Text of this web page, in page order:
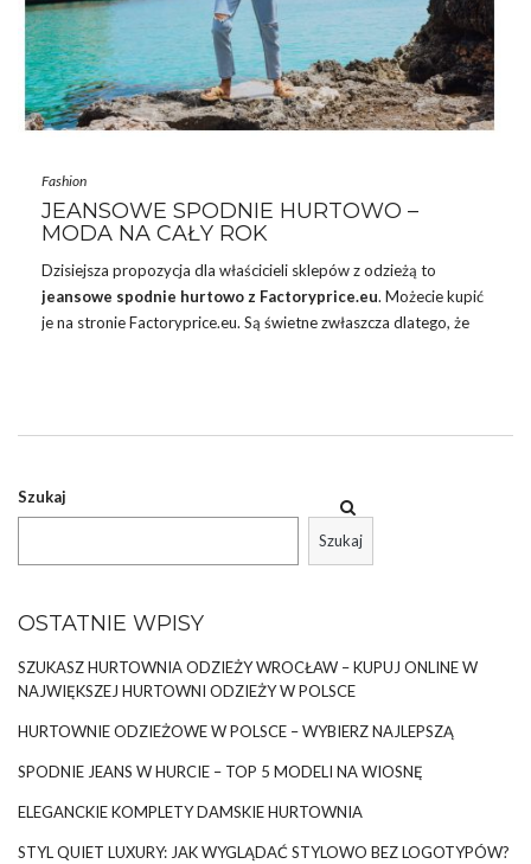
Fashion
JEANSOWE SPODNIE HURTOWO –
MODA NA CAŁY ROK
Dzisiejsza propozycja dla właścicieli sklepów z odzieżą to
jeansowe spodnie hurtowo z Factoryprice.eu. Możecie kupić
je na stronie Factoryprice.eu. Są świetne zwłaszcza dlatego, że
chętnie …
Szukaj
Szukaj
OSTATNIE WPISY
SZUKASZ HURTOWNIA ODZIEŻY WROCŁAW – KUPUJ ONLINE W
NAJWIĘKSZEJ HURTOWNI ODZIEŻY W POLSCE
HURTOWNIE ODZIEŻOWE W POLSCE – WYBIERZ NAJLEPSZĄ
SPODNIE JEANS W HURCIE – TOP 5 MODELI NA WIOSNĘ
ELEGANCKIE KOMPLETY DAMSKIE HURTOWNIA
STYL QUIET LUXURY: JAK WYGLĄDAĆ STYLOWO BEZ LOGOTYPÓW?